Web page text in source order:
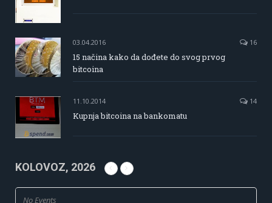
03.04.2016 16
15 načina kako da dođete do svog prvog
bitcoina
11.10.2014 14
Kupnja bitcoina na bankomatu
KOLOVOZ, 2026
No Events